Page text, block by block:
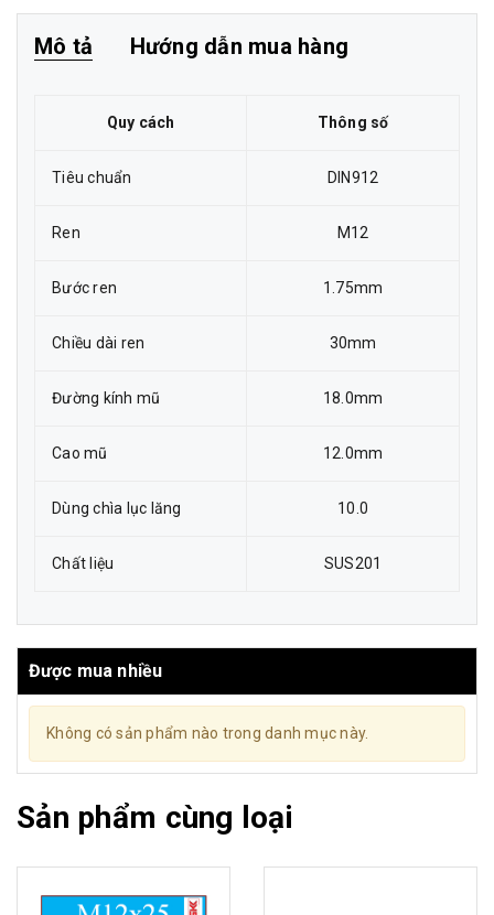
Mô tả Hướng dẫn mua hàng
Quy cách Thông số
Tiêu chuẩn DIN912
Ren M12
Bước ren 1.75mm
Chiều dài ren 30mm
Đường kính mũ 18.0mm
Cao mũ 12.0mm
Dùng chìa lục lăng 10.0
Chất liệu SUS201
Được mua nhiều
Không có sản phẩm nào trong danh mục này.
Sản phẩm cùng loại